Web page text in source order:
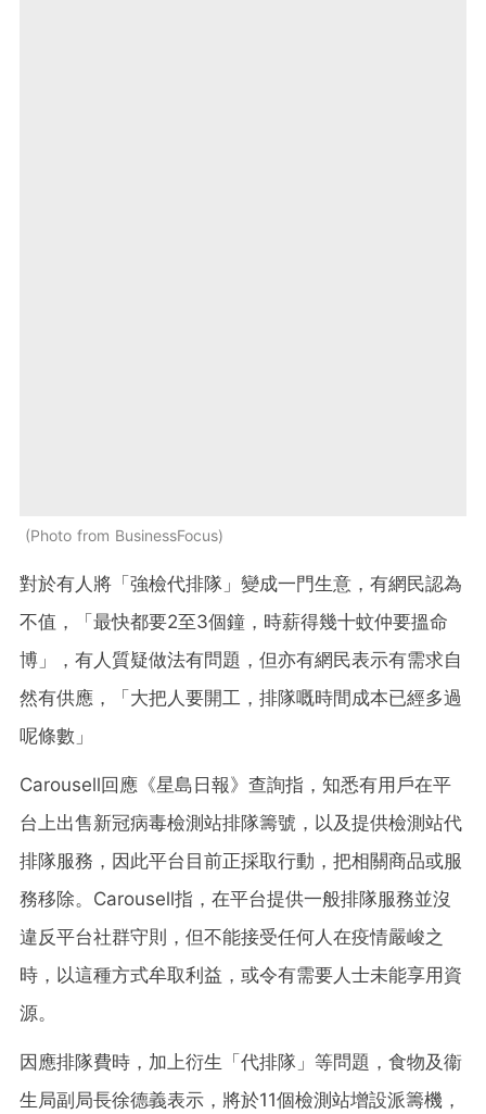
Photo from BusinessFocus
對於有人將「強檢代排隊」變成一門生意，有網民認為
不值，「最快都要2至3個鐘，時薪得幾十蚊仲要搵命
博」，有人質疑做法有問題，但亦有網民表示有需求自
然有供應，「大把人要開工，排隊嘅時間成本已經多過
呢條數」
Carousell回應《星島日報》查詢指，知悉有用戶在平
台上出售新冠病毒檢測站排隊籌號，以及提供檢測站代
排隊服務，因此平台目前正採取行動，把相關商品或服
務移除。Carousell指，在平台提供一般排隊服務並沒
違反平台社群守則，但不能接受任何人在疫情嚴峻之
時，以這種方式牟取利益，或令有需要人士未能享用資
源。
因應排隊費時，加上衍生「代排隊」等問題，食物及衞
生局副局長徐德義表示，將於11個檢測站增設派籌機，